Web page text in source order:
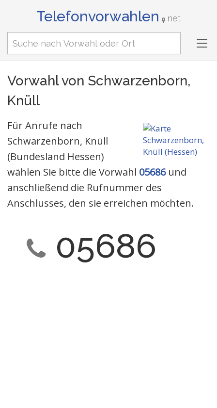
Telefonvorwahlen net
Vorwahl von Schwarzenborn,
Knüll
Für Anrufe nach
Schwarzenborn, Knüll
(Bundesland Hessen)
wählen Sie bitte die Vorwahl 05686und
anschließend die Rufnummer des
Anschlusses, den sie erreichen möchten.
05686